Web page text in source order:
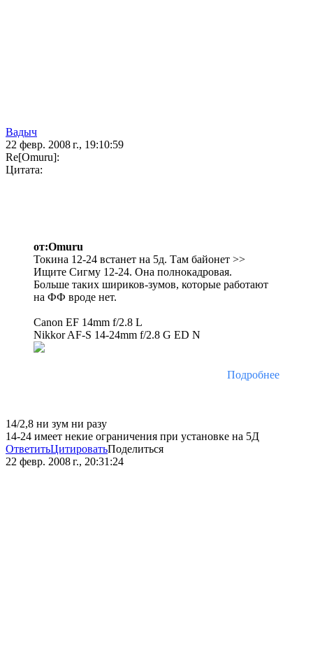
Вадыч
22 февр. 2008 г., 19:10:59
Re[Omuru]:
Цитата:
от:Omuru
Токина 12-24 встанет на 5д. Там байонет >>
Ищите Сигму 12-24. Она полнокадровая.
Больше таких шириков-зумов, которые работают
на ФФ вроде нет.
Canon EF 14mm f/2.8 L
Nikkor AF-S 14-24mm f/2.8 G ED N
Подробнее
14/2,8 ни зум ни разу
14-24 имеет некие ограничения при установке на 5Д
ОтветитьЦитироватьПоделиться
22 февр. 2008 г., 20:31:24